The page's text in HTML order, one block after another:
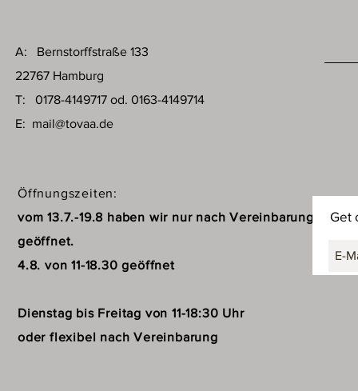
A: Bernstorffstraße 133
22767 Hamburg
T: 0178-4149717 od. 0163-4149714
E: mail@tovaa.de
Öffnungszeiten:
vom 13.7.-19.8 haben wir nur nach Vereinbarung
geöffnet.
4.8. von 11-18.30 geöffnet
Dienstag bis Freitag von 11-18:30 Uhr
oder flexibel nach Vereinbarung
Get